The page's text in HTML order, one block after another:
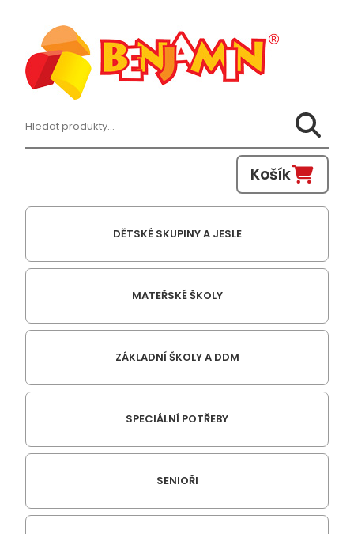
Hledat:
Košík
DĚTSKÉ SKUPINY A JESLE
MATEŘSKÉ ŠKOLY
ZÁKLADNÍ ŠKOLY A DDM
SPECIÁLNÍ POTŘEBY
SENIOŘI